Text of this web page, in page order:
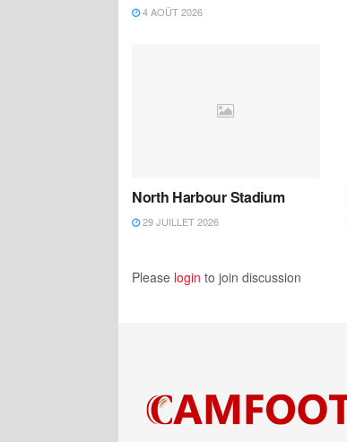
4 AOÛT 2026
North Harbour Stadium
29 JUILLET 2026
Please login to join discussion